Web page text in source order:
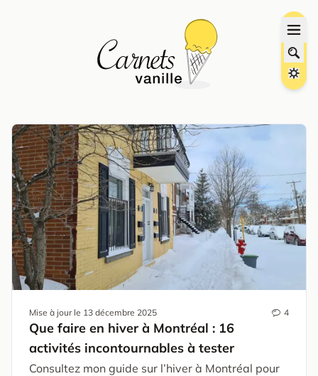
Mise à jour le 13 décembre 2025 4
Que faire en hiver à Montréal : 16
activités incontournables à tester
Consultez mon guide sur l’hiver à Montréal pour